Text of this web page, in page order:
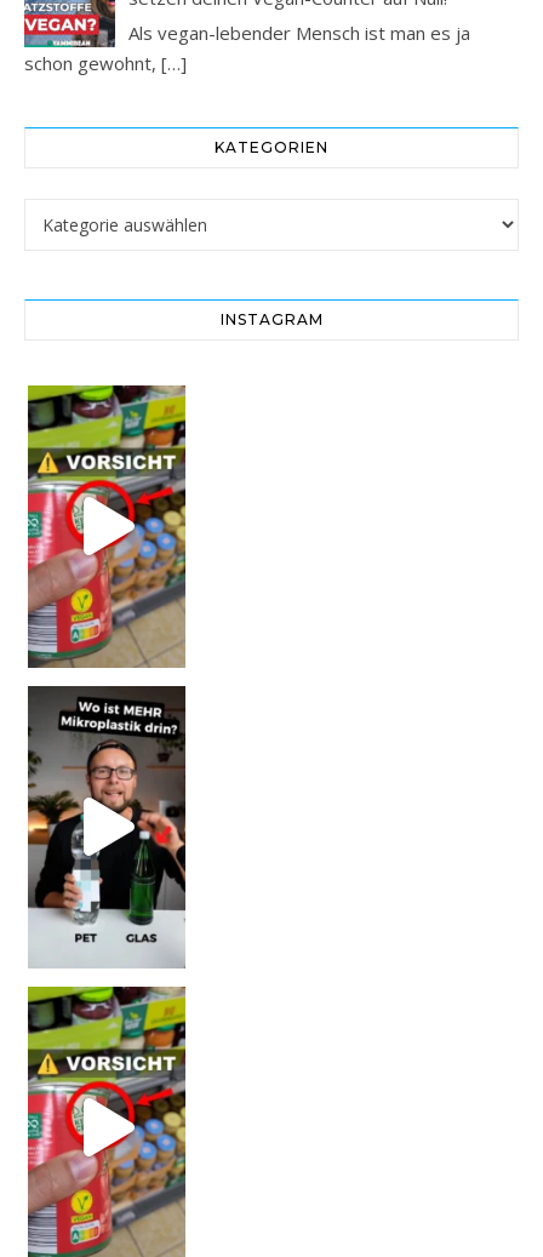
Als vegan-lebender Mensch ist man es ja
schon gewohnt, […]
KATEGORIEN
INSTAGRAM
Vorsicht! Eine Dell
SCHOCK-STUDIE: Mehr Mikroplastik in Glasflaschen
Vorsicht! Eine Dell